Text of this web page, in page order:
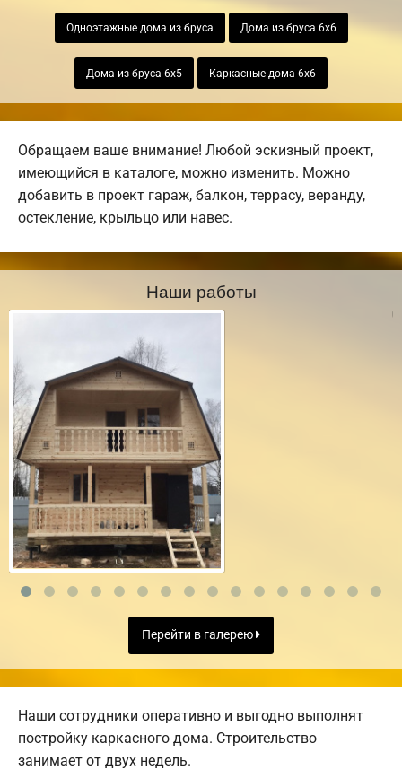
Одноэтажные дома из бруса Дома из бруса 6х6
Дома из бруса 6х5 Каркасные дома 6х6
Обращаем ваше внимание! Любой эскизный проект,
имеющийся в каталоге, можно изменить. Можно
добавить в проект гараж, балкон, террасу, веранду,
остекление, крыльцо или навес.
Наши работы
Перейти в галерею
Наши сотрудники оперативно и выгодно выполнят
постройку каркасного дома. Строительство
занимает от двух недель.